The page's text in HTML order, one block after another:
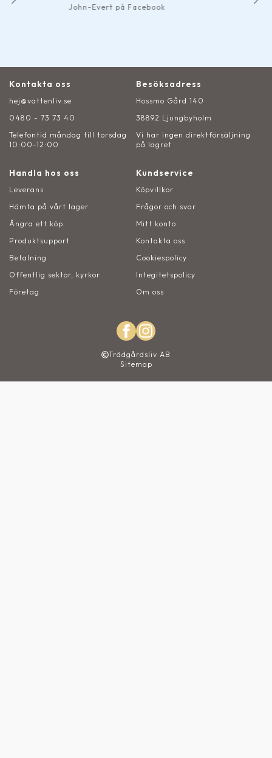
John-Evert på Facebook
Kontakta oss
hej@vattenliv.se
0480 - 73 73 40
Telefontid måndag till torsdag
10:00-12:00
Besöksadress
Hossmo Gård 140
38892 Ljungbyholm
Vi har ingen direktförsäljning
på lagret
Handla hos oss
Leverans
Hämta på vårt lager
Ångra ett köp
Produktsupport
Betalning
Offentlig sektor, kyrkor
Företag
Kundservice
Köpvillkor
Frågor och svar
Mitt konto
Kontakta oss
Cookiespolicy
Integitetspolicy
Om oss
Trädgårdsliv AB
Sitemap